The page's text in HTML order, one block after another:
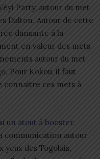
Party, autour du met
Dalton. Autour de cette
dansante à la
en valeur des mets
autour du met
Pour Kokou, il faut
connaitre ces mets à
un atout à booster.
communication autour
yeux des Togolais,